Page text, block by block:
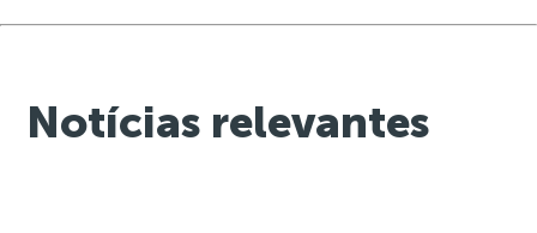
Notícias relevantes